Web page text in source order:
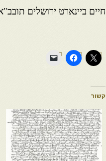
חיים ביינארט ירושלים
קשור